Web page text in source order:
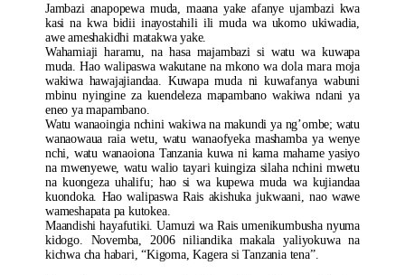
Jambazi anapopewa muda, maana yake afanye ujambazi kwa
kasi na kwa bidii inayostahili ili muda wa ukomo ukiwadia,
awe ameshakidhi matakwa yake.
Wahamiaji haramu, na hasa majambazi si watu wa kuwapa
muda. Hao walipaswa wakutane na mkono wa dola mara moja
wakiwa hawajajiandaa. Kuwapa muda ni kuwafanya wabuni
mbinu nyingine za kuendeleza mapambano wakiwa ndani ya
eneo ya mapambano.
Watu wanaoingia nchini wakiwa na makundi ya ng’ombe; watu
wanaowaua raia wetu, watu wanaofyeka mashamba ya wenye
nchi, watu wanaoiona Tanzania kuwa ni kama mahame yasiyo
na mwenyewe, watu walio tayari kuingiza silaha nchini mwetu
na kuongeza uhalifu; hao si wa kupewa muda wa kujiandaa
kuondoka. Hao walipaswa Rais akishuka jukwaani, nao wawe
wameshapata pa kutokea.
Maandishi hayafutiki. Uamuzi wa Rais umenikumbusha nyuma
kidogo. Novemba, 2006 niliandika makala yaliyokuwa na
kichwa cha habari, “Kigoma, Kagera si Tanzania tena”.